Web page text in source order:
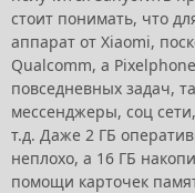
стоит понимать, что
аппарат от Xiaomi,
Qualcomm, а
повседневных задач,
мессенджеры, соц
т.д. Даже 2 ГБ
неплохо, а 16 ГБ
помощи карточек